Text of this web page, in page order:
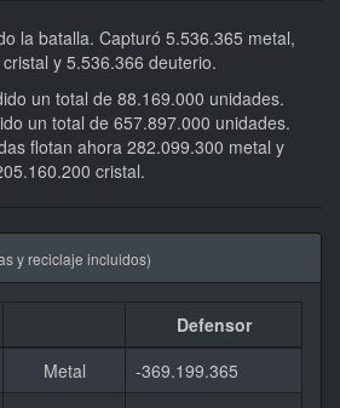
la batalla. Capturó 5.536.365 metal,
y 5.536.366 deuterio.
un total de 88.169.000 unidades.
un total de 657.897.000 unidades.
flotan ahora 282.099.300 metal y
cristal.
y reciclaje incluidos)
Defensor
Metal
-369.199.365